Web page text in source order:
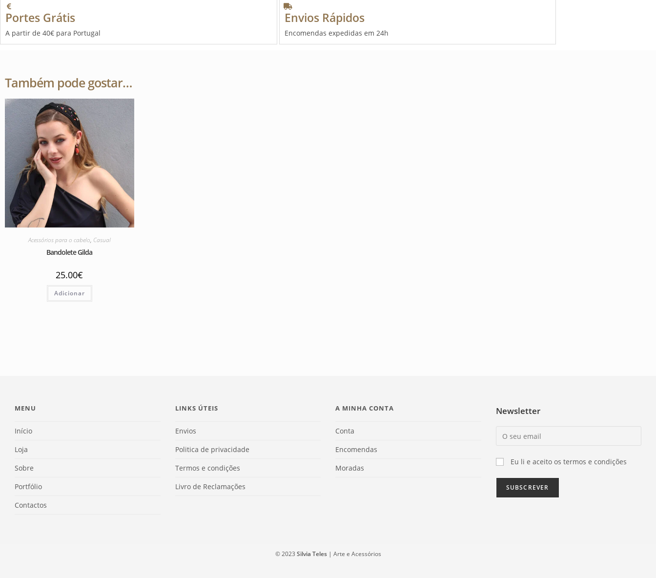
Portes Grátis
A partir de 40€ para Portugal
Envios Rápidos
Encomendas expedidas em 24h
Também pode gostar…
Acessórios para o cabelo, Casual
Bandolete Gilda
25.00€
Adicionar
MENU
Início
Loja
Sobre
Portfólio
Contactos
LINKS ÚTEIS
Envios
Politica de privacidade
Termos e condições
Livro de Reclamações
A MINHA CONTA
Conta
Encomendas
Moradas
Newsletter
Eu li e aceito os termos e condições
© 2023 Silvia Teles| Arte e Acessórios